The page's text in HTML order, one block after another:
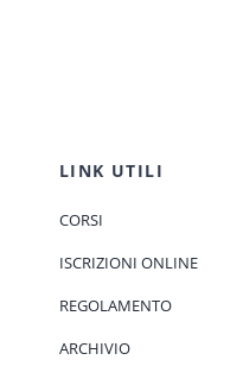
LINK UTILI
CORSI
ISCRIZIONI ONLINE
REGOLAMENTO
ARCHIVIO